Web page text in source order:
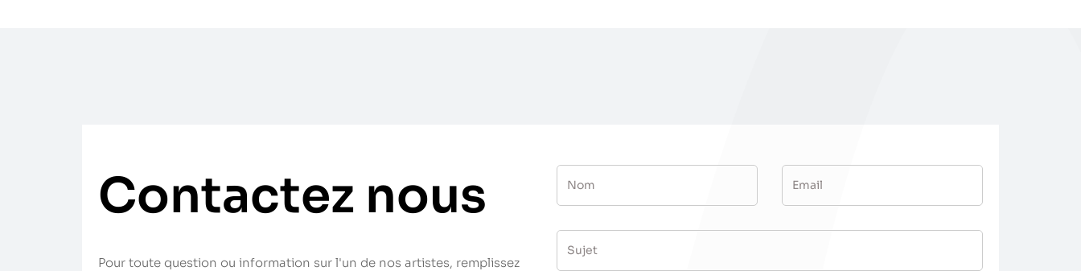
Contactez nous
Pour toute question ou information sur l'un de nos artistes, remplissez